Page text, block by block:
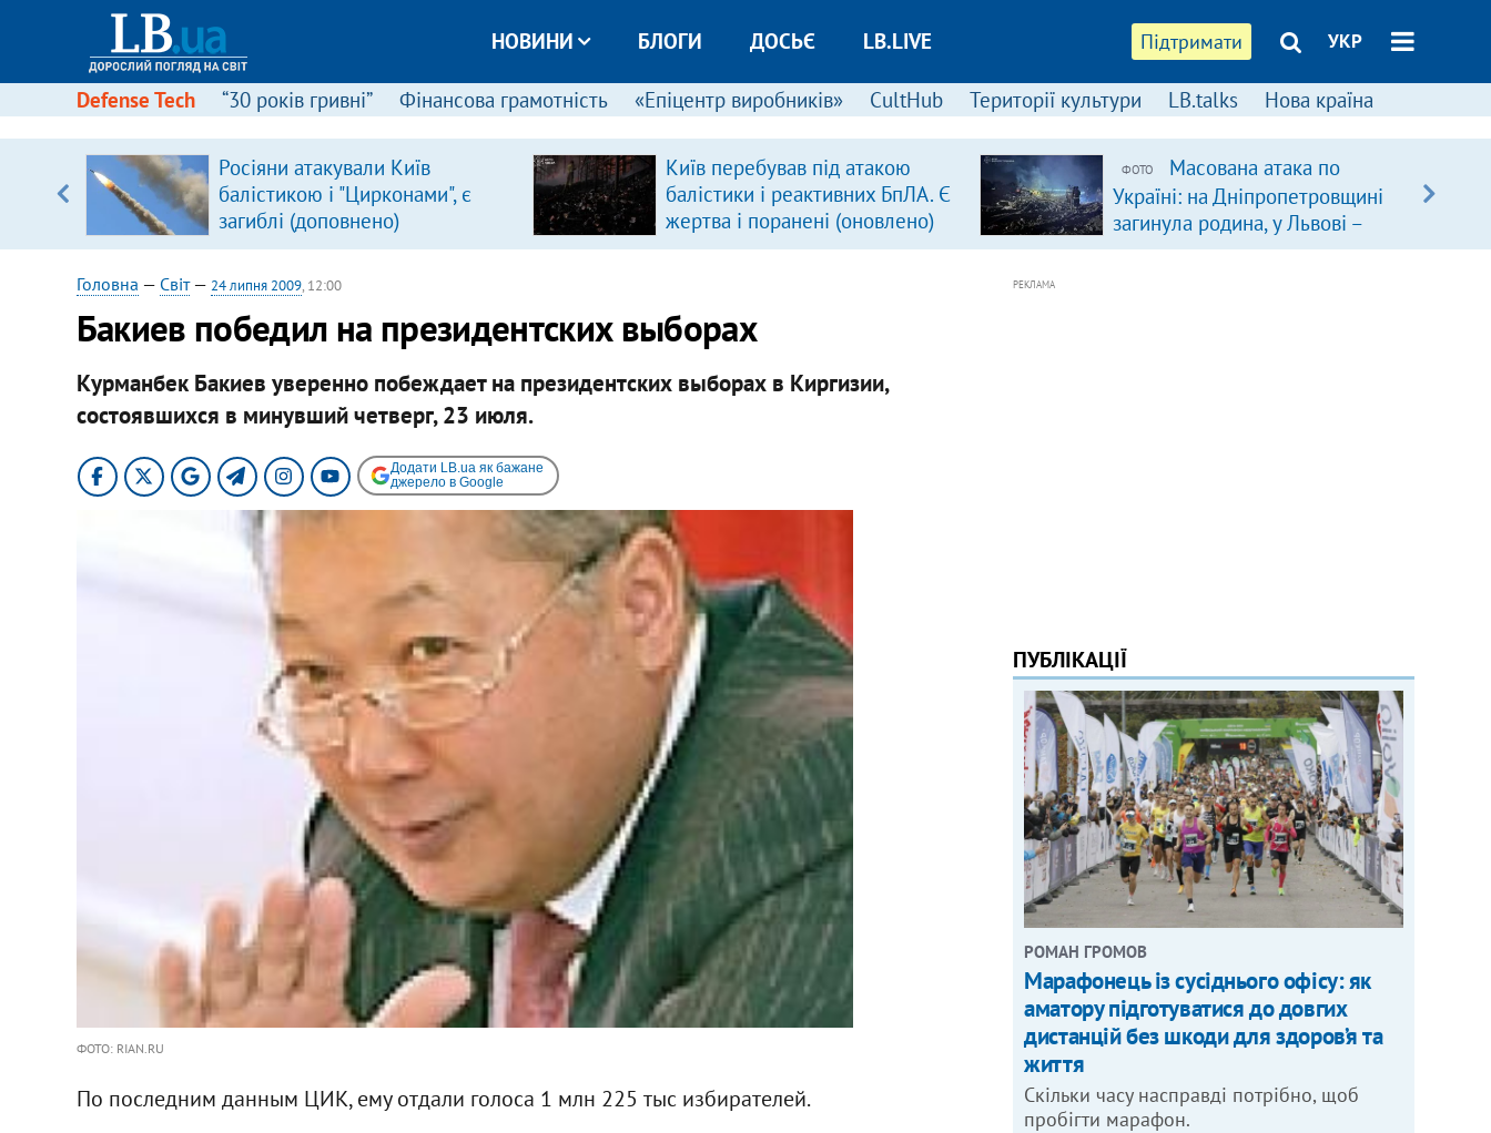
Підтримати УКР
НОВИНИ БЛОГИ ДОСЬЄ LB.LIVE
Defense Tech “30 років гривні” Фінансова грамотність «Епіцентр виробників» CultHub Території культури LB.talks Нова країна
Росіяни атакували Київ
балістикою і "Цирконами", є
загиблі (доповнено)
Київ перебував під атакою
балістики і реактивних БпЛА. Є
жертва і поранені (оновлено)
ФОТО
Масована атака по
Україні: на Дніпропетровщині
загинула родина, у Львові –
удар по багатоповерхівках
Головна — Світ— 24 липня 2009, 12:00
Бакиев победил на президентских выборах
Курманбек Бакиев уверенно побеждает на президентских выборах в Киргизии,
состоявшихся в минувший четверг, 23 июля.
Додати LB.ua як бажане
джерело в Google
ФОТО: RIAN.RU
По последним данным ЦИК, ему отдали голоса 1 млн 225 тыс избирателей.
РЕКЛАМА
ПУБЛІКАЦІЇ
РОМАН ГРОМОВ
Марафонець із сусіднього офісу: як
аматору підготуватися до довгих
дистанцій без шкоди для здоров’я та
життя
Скільки часу насправді потрібно, щоб
пробігти марафон.